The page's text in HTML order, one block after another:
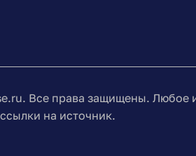
Все права защищены. Любое
на источник.